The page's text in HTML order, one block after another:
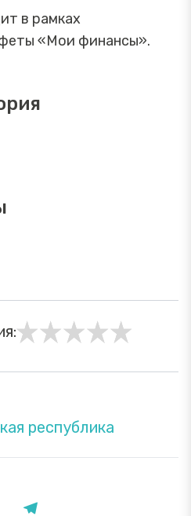
в рамках
«Мои финансы».
республика